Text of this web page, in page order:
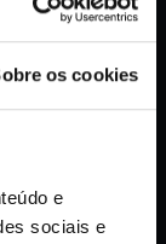
os cookies
e
sociais e
da Mira,